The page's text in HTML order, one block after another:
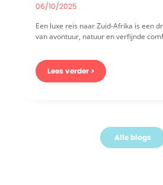
06/10/2025
Een luxe reis naar Zuid-Afrika is een
van avontuur, natuur en verfijnde
Lees verder >
Alle blogs